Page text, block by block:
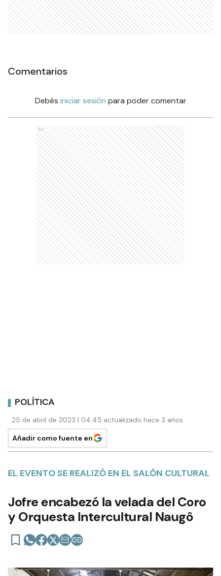
Comentarios
Debés iniciar sesión para poder comentar
Ads
POLÍTICA
25 de abril de 2023 | 04:45 actualizado hace 3 años
Añadir como fuente en
EL EVENTO SE REALIZÓ EN EL SALÓN CULTURAL
Jofre encabezó la velada del Coro
y Orquesta Intercultural Naugô